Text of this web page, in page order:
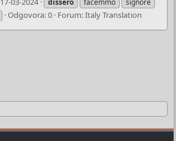
Odgovora: 0 Forum:Italy Translation